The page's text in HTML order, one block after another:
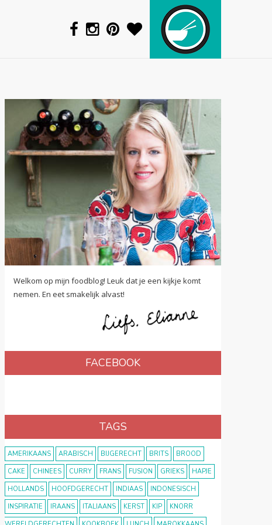
Welkom op mijn foodblog! Leuk dat je een kijkje komt
nemen. En eet smakelijk alvast!
FACEBOOK
TAGS
AMERIKAANS ARABISCH BIJGERECHT BRITS
BROOD
CAKE
CHINEES CURRY FRANS FUSION GRIEKS
HAPJE
HOLLANDS
HOOFDGERECHT INDIAAS
INDONESISCH
INSPIRATIE
IRAANS ITALIAANS KERST KIP
KNORR